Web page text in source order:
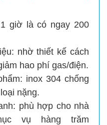
giờ là có ngay 200
nhờ thiết kế cách
hao phí gas/điện.
inox 304 chống
nặng.
phù hợp cho nhà
vụ hàng trăm